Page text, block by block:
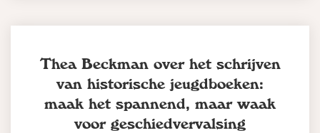
Thea Beckman over het schrijven
van historische jeugdboeken:
maak het spannend, maar waak
voor geschiedvervalsing